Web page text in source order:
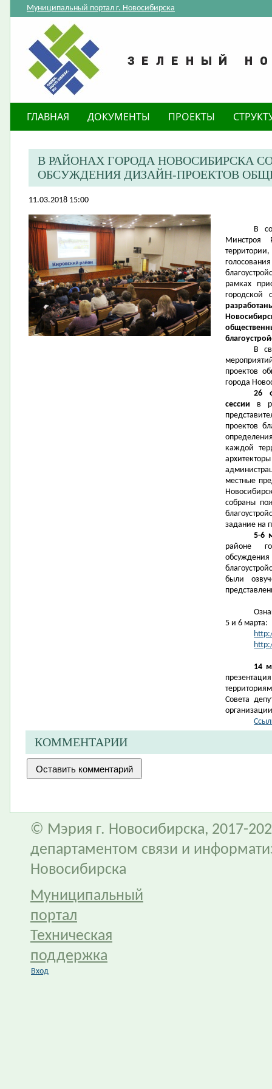
Муниципальный портал г. Новосибирска
ГЛАВНАЯ ДОКУМЕНТЫ ПРОЕКТЫ
В РАЙОНАХ ГОРОДА НОВОСИБИРСКА
ОБСУЖДЕНИЯ ДИЗАЙН-ПРОЕКТОВ
11.03.2018 15:00
В
Минстроя
рамках
городской
В
проектов
города
26
сессии в
проектов
каждой
местные
собраны
задание на
5-6
районе
были
5 и 6 марта:
14
Совета
КОММЕНТАРИИ
© Мэрия г. Новосибирска, 2017-
департаментом связи и
Новосибирска
Муниципальный
портал
Техническая
поддержка
Вход